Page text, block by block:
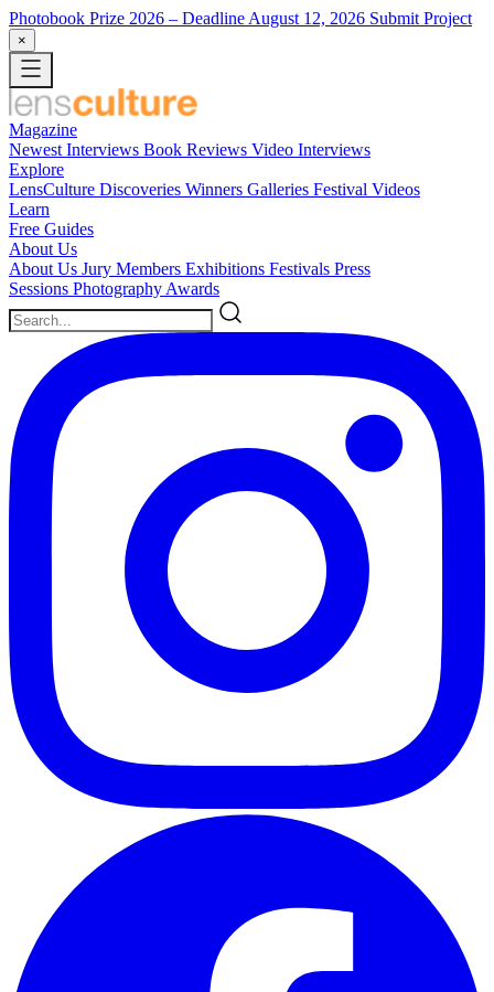
Photobook Prize 2026 – Deadline August 12, 2026 Submit Project
×
Magazine
Newest Interviews Book Reviews Video Interviews
Explore
LensCulture Discoveries Winners Galleries Festival Videos
Learn
Free Guides
About Us
About Us Jury Members Exhibitions Festivals Press
Sessions Photography Awards